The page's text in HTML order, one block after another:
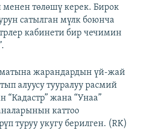
менен төлөшү керек. Бирок
сатылган мүлк боюнча
кабинети бир чечимин
жарандардын үй-жай
алуусу тууралуу расмий
“Кадастр” жана “Унаа”
каттоо
туруу укугу берилген. (RK)